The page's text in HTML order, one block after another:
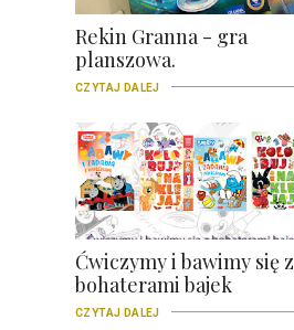
Rekin Granna - gra
planszowa.
CZYTAJ DALEJ
Ćwiczymy i bawimy się z
bohaterami bajek
CZYTAJ DALEJ